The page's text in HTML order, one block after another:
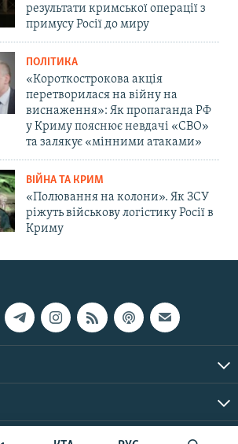
результати кримської операції з
примусу Росії до миру
ПОЛІТИКА
«Короткострокова акція
перетворилася на війну на
виснаження»: Як пропаганда РФ
у Криму пояснює невдачі «СВО»
та залякує «мінними атаками»
ВІЙНА ТА КРИМ
«Полювання на колони». Як ЗСУ
ріжуть військову логістику Росії в
Криму